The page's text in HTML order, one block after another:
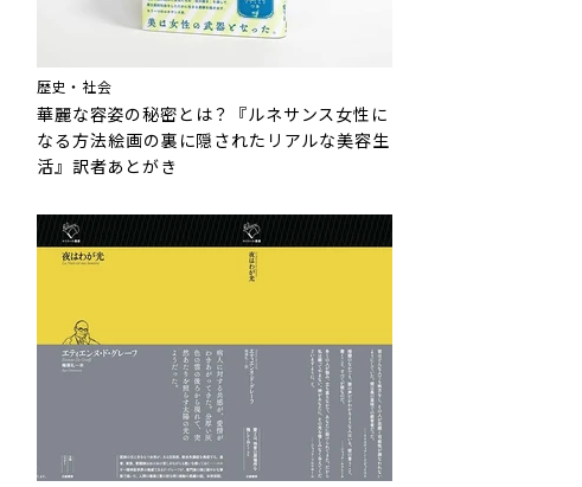
歴史・社会
華麗な容姿の秘密とは？『ルネサンス女性に
なる方法――絵画の裏に隠されたリアルな美容生
活』訳者あとがき